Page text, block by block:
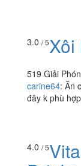
3.0/ 5Xôi
đây k phù